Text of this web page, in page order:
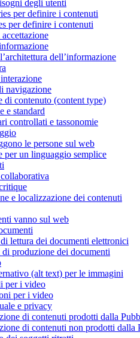
degli utenti
per definire i contenuti
per definire i contenuti
dell’informazione
navigazione
di contenuto (content type)
e standard
controllati e tassonomie
le persone sul web
per un linguaggio semplice
e localizzazione dei contenuti
vanno sul web
lettura dei documenti elettronici
produzione dei documenti
(alt text) per le immagini
per i video
per i video
e privacy
di contenuti prodotti dalla
di contenuti non prodotti dalla